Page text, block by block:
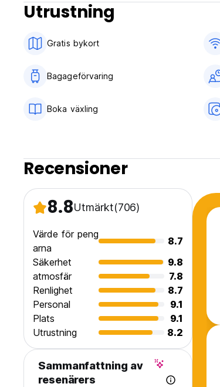
Utrustning
Gratis bykort
Bagageförvaring
Boka växling
Recensioner
8.8Utmärkt(706)
Värde för peng
arna
8.7
Säkerhet
9.8
atmosfär
7.8
Renlighet
8.7
Personal
9.1
Plats
9.1
Utrustning
8.2
Sammanfattning av
resenärers